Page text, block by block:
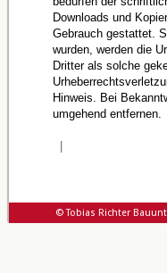
Downloads und
Gebrauch gestattet.
wurden, werden die
Dritter als solche
Hinweis. Bei
umgehend entfernen.
© Tobias Richter